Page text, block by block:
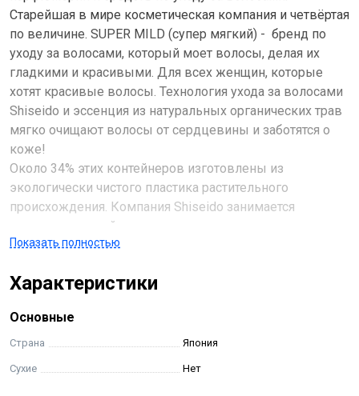
Старейшая в мире косметическая компания и четвёртая
по величине. SUPER MILD (супер мягкий) - бренд по
уходу за волосами, который моет волосы, делая их
гладкими и красивыми. Для всех женщин, которые
хотят красивые волосы. Технология ухода за волосами
Shiseido и эссенция из натуральных органических трав
мягко очищают волосы от сердцевины и заботятся о
коже!
Около 34% этих контейнеров изготовлены из
экологически чистого пластика растительного
происхождения. Компания Shiseido занимается
природоохранной деятельностью с целью создания
устойчивого общества, в котором прекрасно
Сделайте ваши волосы красивыми с помощью
исключительно с органическими травами
(увлажняющие волосы ингредиенты: экстракт цветков
благословениями природы делает ваши волосы
Показать полностью
Характеристики
Основные
Страна Япония
Сухие Нет